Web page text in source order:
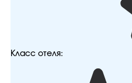
Класс отеля: